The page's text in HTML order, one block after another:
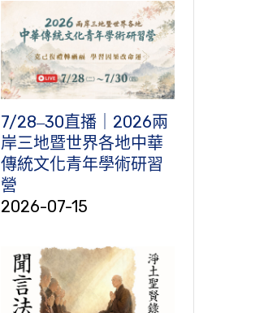
7/28‒30直播｜2026兩
岸三地暨世界各地中華
傳統文化青年學術研習
營
2026-07-15